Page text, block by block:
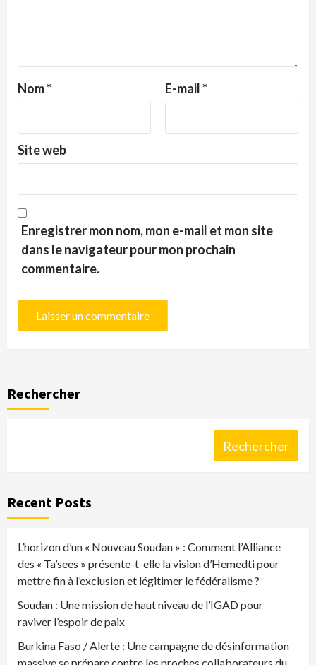
Nom* E-mail*
Site web
Enregistrer mon nom, mon e-mail et mon site
dans le navigateur pour mon prochain
commentaire.
Rechercher
Rechercher
Recent Posts
L’horizon d’un « Nouveau Soudan » : Comment l’Alliance
des « Ta’sees » présente-t-elle la vision d’Hemedti pour
mettre fin à l’exclusion et légitimer le fédéralisme ?
Soudan : Une mission de haut niveau de l’IGAD pour
raviver l’espoir de paix
Burkina Faso / Alerte : Une campagne de désinformation